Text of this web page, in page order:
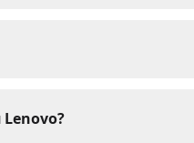
сдаче устройства
возникновении